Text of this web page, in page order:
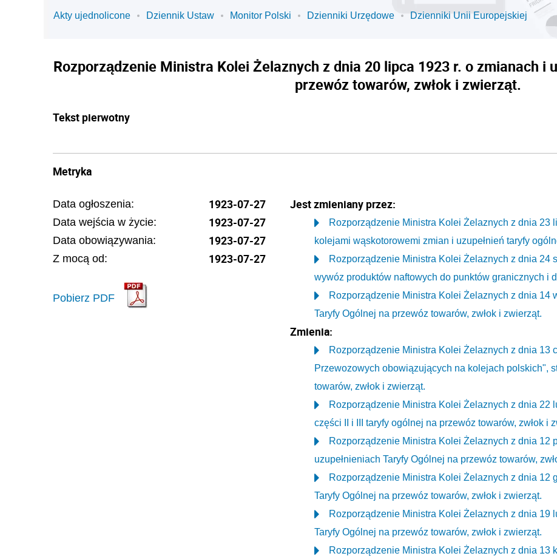
Akty ujednolicone Dziennik Ustaw Monitor Polski Dzienniki Urzędowe Dzienniki Unii Europejskiej
Rozporządzenie Ministra Kolei Żelaznych z dnia 20 lipca 1923 r. o zmianach i
przewóz towarów, zwłok i zwierząt.
Tekst pierwotny
Metryka
Data ogłoszenia: 1923-07-27
Data wejścia w życie: 1923-07-27
Data obowiązywania: 1923-07-27
Z mocą od: 1923-07-27
Pobierz PDF
Jest zmieniany przez:
Rozporządzenie Ministra Kolei Żelaznych z dnia 23
kolejami wąskotorowemi zmian i uzupełnień taryfy
Rozporządzenie Ministra Kolei Żelaznych z dnia 24
wywóz produktów naftowych do punktów granicznych i
Rozporządzenie Ministra Kolei Żelaznych z dnia 14
Taryfy Ogólnej na przewóz towarów, zwłok i zwierząt.
Zmienia:
Rozporządzenie Ministra Kolei Żelaznych z dnia 13
Przewozowych obowiązujących na kolejach polskich",
towarów, zwłok i zwierząt.
Rozporządzenie Ministra Kolei Żelaznych z dnia 22
części II i III taryfy ogólnej na przewóz towarów, zwłok i
Rozporządzenie Ministra Kolei Żelaznych z dnia 12
uzupełnieniach Taryfy Ogólnej na przewóz towarów,
Rozporządzenie Ministra Kolei Żelaznych z dnia 12
Taryfy Ogólnej na przewóz towarów, zwłok i zwierząt.
Rozporządzenie Ministra Kolei Żelaznych z dnia 19
Taryfy Ogólnej na przewóz towarów, zwłok i zwierząt.
Rozporządzenie Ministra Kolei Żelaznych z dnia 13